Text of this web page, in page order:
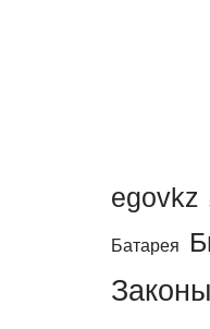
egovkz
Батарея
Законы